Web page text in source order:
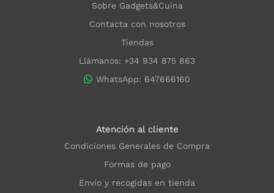
Sobre Gadgets&Cuina
Contacta con nosotros
Tiendas
Llámanos: +34 934 875 863
WhatsApp: 647666160
Atención al cliente
Condiciones Generales de Compra
Formas de pago
Envío y recogidas en tienda